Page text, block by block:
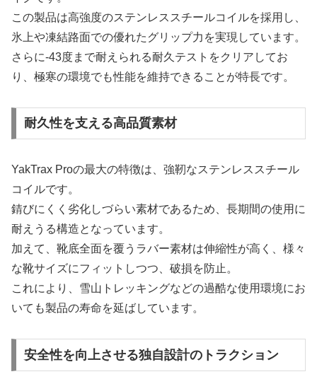
この製品は高強度のステンレススチールコイルを採用し、
氷上や凍結路面での優れたグリップ力を実現しています。
さらに-43度まで耐えられる耐久テストをクリアしてお
り、極寒の環境でも性能を維持できることが特長です。
耐久性を支える高品質素材
YakTrax Proの最大の特徴は、強靭なステンレススチール
コイルです。
錆びにくく劣化しづらい素材であるため、長期間の使用に
耐えうる構造となっています。
加えて、靴底全面を覆うラバー素材は伸縮性が高く、様々
な靴サイズにフィットしつつ、破損を防止。
これにより、雪山トレッキングなどの過酷な使用環境にお
いても製品の寿命を延ばしています。
安全性を向上させる独自設計のトラクション